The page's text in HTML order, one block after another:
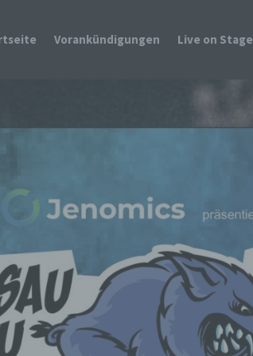
Vorankündigungen Live on Stage